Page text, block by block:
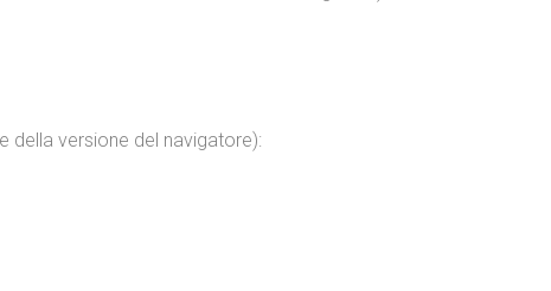
della versione del navigatore):